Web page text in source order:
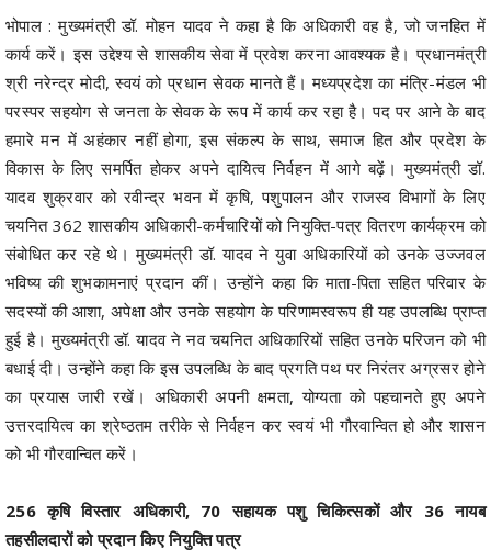
भोपाल : मुख्यमंत्री डॉ. मोहन यादव ने कहा है कि अधिकारी वह है, जो जनहित में
कार्य करें। इस उद्देश्य से शासकीय सेवा में प्रवेश करना आवश्यक है। प्रधानमंत्री
श्री नरेन्‍द्र मोदी, स्वयं को प्रधान सेवक मानते हैं। मध्यप्रदेश का मंत्रि-मंडल भी
परस्पर सहयोग से जनता के सेवक के रूप में कार्य कर रहा है। पद पर आने के बाद
हमारे मन में अहंकार नहीं होगा, इस संकल्प के साथ, समाज हित और प्रदेश के
विकास के लिए समर्पित होकर अपने दायित्व निर्वहन में आगे बढ़ें। मुख्यमंत्री डॉ.
यादव शुक्रवार को रवीन्द्र भवन में कृषि, पशुपालन और राजस्व विभागों के लिए
चयनित 362 शासकीय अधिकारी-कर्मचारियों को नियुक्ति-पत्र वितरण कार्यक्रम को
संबोधित कर रहे थे। मुख्यमंत्री डॉ. यादव ने युवा अधिकारियों को उनके उज्जवल
भविष्य की शुभकामनाएं प्रदान कीं। उन्होंने कहा कि माता-पिता सहित परिवार के
सदस्यों की आशा, अपेक्षा और उनके सहयोग के परिणामस्वरूप ही यह उपलब्धि प्राप्त
हुई है। मुख्यमंत्री डॉ. यादव ने नव चयनित अधिकारियों सहित उनके परिजन को भी
बधाई दी। उन्होंने कहा कि इस उपलब्धि के बाद प्रगति पथ पर निरंतर अग्रसर होने
का प्रयास जारी रखें। अधिकारी अपनी क्षमता, योग्यता को पहचानते हुए अपने
उत्तरदायित्व का श्रेष्ठतम तरीके से निर्वहन कर स्वयं भी गौरवान्वित हो और शासन
को भी गौरवान्वित करें।
256 कृषि विस्तार अधिकारी, 70 सहायक पशु चिकित्सकों और 36 नायब
तहसीलदारों को प्रदान किए नियुक्ति पत्र